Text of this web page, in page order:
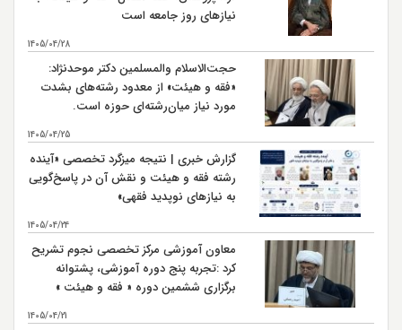
28
روایتی
30
شهادت حضرت امام علي بن موسي الرضا (ع) سال 203 هـ
ق بنابر روایتی
نیازهای روز جامعه است
1405/04/28
حجت‌الاسلام والمسلمین دکتر موحدنژاد:
«فقه و هیئت» از معدود رشته‌های بشدت
مورد نیاز میان‌رشته‌ای حوزه است.
1405/04/25
گزارش خبری | نتیجه میزگرد تخصصی «آینده
رشته فقه و هیئت و نقش آن در پاسخ‌گویی
به نیازهای نوپدید فقهی»
1405/04/24
معاون آموزشی مرکز تخصصی نجوم تشریح
کرد :تجربه پنج دوره آموزشی، پشتوانه
برگزاری ششمین دوره « فقه و هیئت »
1405/04/21